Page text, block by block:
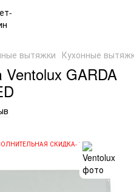
вытяжки Кухонные
GARDA
СКИДКА- 7%